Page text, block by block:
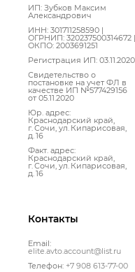
ИП: Зубков Максим
Александрович
ИНН: 301711258590 |
ОГРНИП: 320237500314672 |
ОКПО: 2003691251
Регистрация ИП: 03.11.2020
Свидетельство о
постановке на учет ФЛ в
качестве ИП №577429156
от 05.11.2020
Юр. адрес:
Краснодарский край,
г. Сочи, ул. Кипарисовая,
д. 16
Факт. адрес:
Краснодарский край,
г. Сочи, ул. Кипарисовая,
д. 16
Контакты
Email:
elite.avto.account@list.ru
Телефон: +7 908 613-77-00